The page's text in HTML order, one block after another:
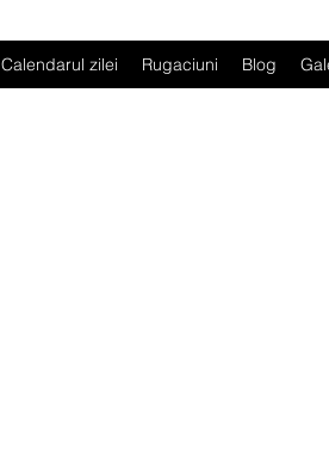
Calendarul zilei Rugaciuni Blog